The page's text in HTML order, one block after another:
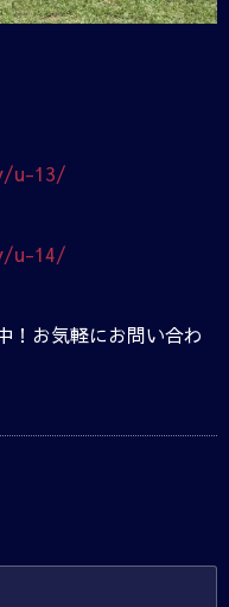
u-13/
u-14/
！お気軽にお問い合わ